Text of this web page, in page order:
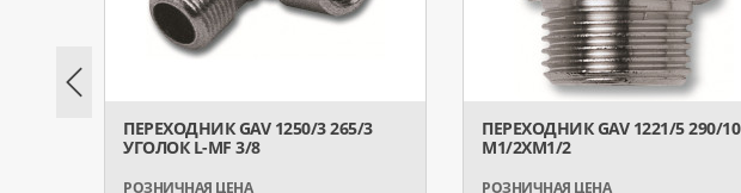
ПЕРЕХОДНИК GAV 1250/3 265/3
УГОЛОК L-MF 3/8
ПЕРЕХОДНИК GAV 1221/5 290/10
М1/2XМ1/2